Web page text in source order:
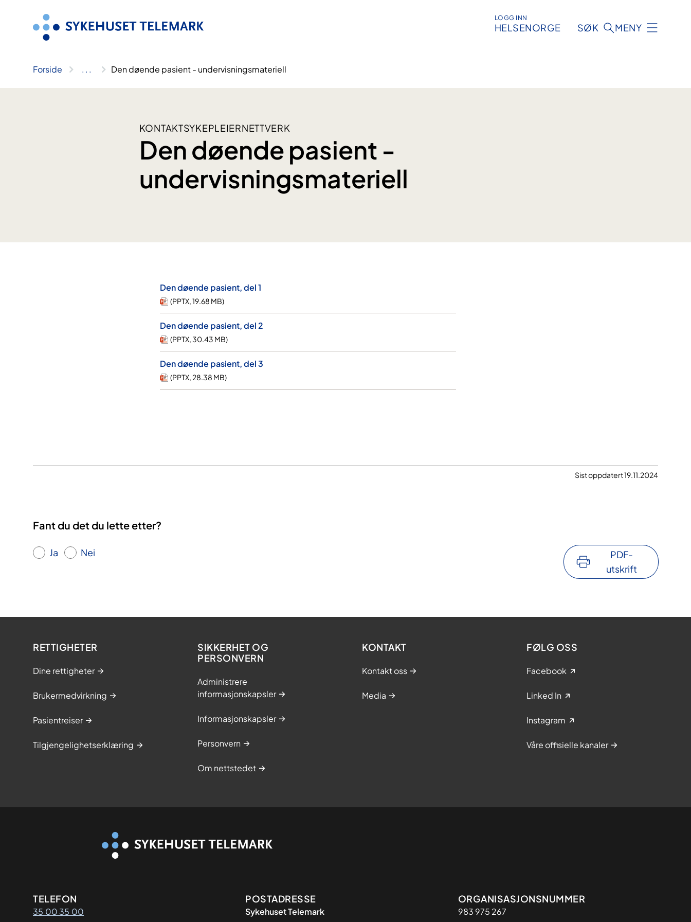
LOGG INN
HELSENORGE SØK MENY
Forside .. . Den døende pasient - undervisningsmateriell
KONTAKTSYKEPLEIERNETTVERK
Den døende pasient -
undervisningsmateriell
Den døende pasient, del 1
(PPTX,19.68 MB)
Den døende pasient, del 2
(PPTX, 30.43 MB)
Den døende pasient, del 3
(PPTX, 28.38 MB)
Sist oppdatert 19.11.2024
Fant du det du lette etter?
Ja Nei
PDF-
utskrift
RETTIGHETER
Dine rettigheter
Brukermedvirkning
Pasientreiser
Tilgjengelighetserklæring
SIKKERHET OG
PERSONVERN
Administrere
informasjonskapsler
Informasjonskapsler
Personvern
Om nettstedet
KONTAKT
Kontakt oss
Media
FØLG OSS
Facebook
Linked In
Instagram
Våre offisielle kanaler
Kontaktinformasjon
TELEFON
35 00 35 00 Adresse
POSTADRESSE
Sykehuset Telemark
Organisasjon
ORGANISASJONSNUMMER
983 975 267